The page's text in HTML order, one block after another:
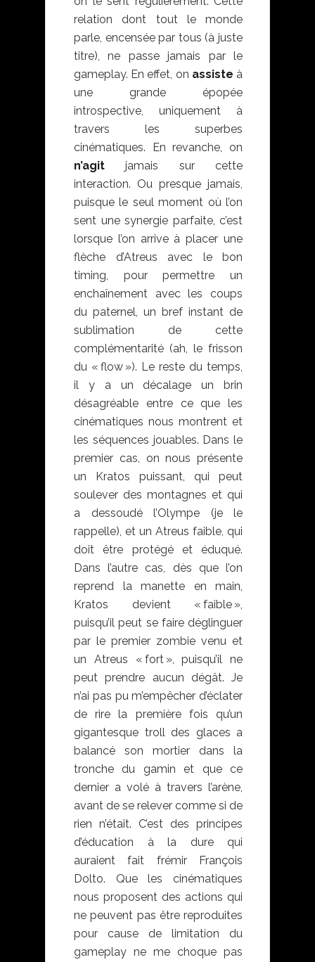
relation dont tout le monde
parle, encensée par tous (à juste
titre), ne passe jamais par le
gameplay. En effet, on assiste à
une grande épopée
introspective, uniquement à
travers les superbes
cinématiques. En revanche, on
n’agitjamais sur cette
interaction. Ou presque jamais,
puisque le seul moment où l’on
sent une synergie parfaite, c’est
lorsque l’on arrive à placer une
flèche d’Atreus avec le bon
timing, pour permettre un
enchaînement avec les coups
du paternel, un bref instant de
sublimation de cette
complémentarité (ah, le frisson
du « flow »). Le reste du temps,
il y a un décalage un brin
désagréable entre ce que les
cinématiques nous montrent et
les séquences jouables. Dans le
premier cas, on nous présente
un Kratos puissant, qui peut
soulever des montagnes et qui
a dessoudé l’Olympe (je le
rappelle), et un Atreus faible, qui
doit être protégé et éduqué.
Dans l’autre cas, dès que l’on
reprend la manette en main,
Kratos devient « faible »,
puisqu’il peut se faire déglinguer
par le premier zombie venu et
un Atreus « fort », puisqu’il ne
peut prendre aucun dégât. Je
n’ai pas pu m’empêcher d’éclater
de rire la première fois qu’un
gigantesque troll des glaces a
balancé son mortier dans la
tronche du gamin et que ce
dernier a volé à travers l’arène,
avant de se relever comme si de
rien n’était. C’est des principes
d’éducation à la dure qui
auraient fait frémir François
Dolto. Que les cinématiques
nous proposent des actions qui
ne peuvent pas être reproduites
pour cause de limitation du
gameplay ne me choque pas